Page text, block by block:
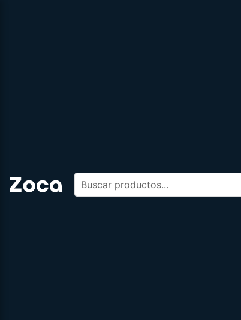
Buscar productos